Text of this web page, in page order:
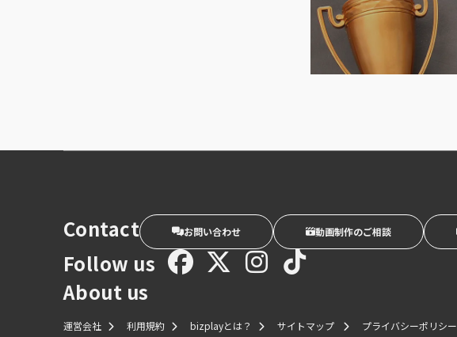
Contact お問い合わせ 動画制作のご相談
Follow us
About us
運営会社 利用規約 bizplayとは？ サイトマップ プライバシーポリシー